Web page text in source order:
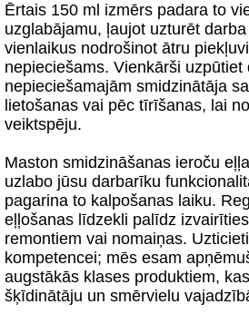
Ērtais 150 ml izmērs padara to
uzglabājamu, ļaujot uzturēt
vienlaikus nodrošinot ātru
nepieciešams. Vienkārši uzpūtiet
nepieciešamajām smidzinātāja
lietošanas vai pēc tīrīšanas, lai
veiktspēju.
Maston smidzināšanas ieroču
uzlabo jūsu darbarīku
pagarina to kalpošanas laiku.
eļļošanas līdzekli palīdz
remontiem vai nomaiņas.
kompetencei; mēs esam
augstākās klases produktiem,
šķīdinātāju un smērvielu